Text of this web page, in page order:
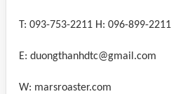
T: 093-753-2211 H: 096-899-2211
E: duongthanhdtc@gmail.com
W: marsroaster.com